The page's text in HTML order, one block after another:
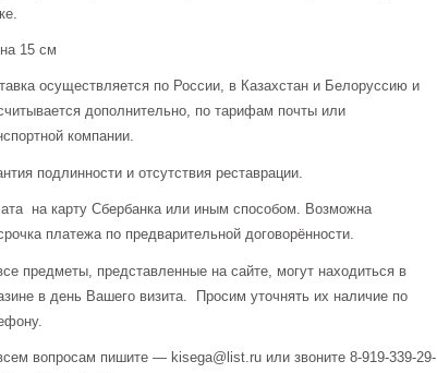
15 см
осуществляется по России, в Казахстан и Белоруссию и
дополнительно, по тарифам почты или
компании.
подлинности и отсутствия реставрации.
на карту Сбербанка или иным способом. Возможна
платежа по предварительной договорённости.
предметы, представленные на сайте, могут находиться в
в день Вашего визита. Просим уточнять их наличие по
вопросам пишите — kisega@list.ru или звоните 8-919-339-29-